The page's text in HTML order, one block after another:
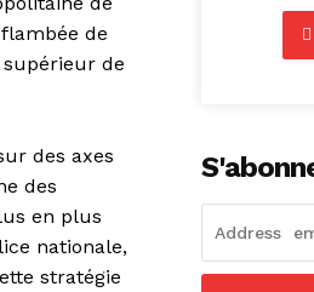
de
de
des axes
des
en plus
nationale,
stratégie